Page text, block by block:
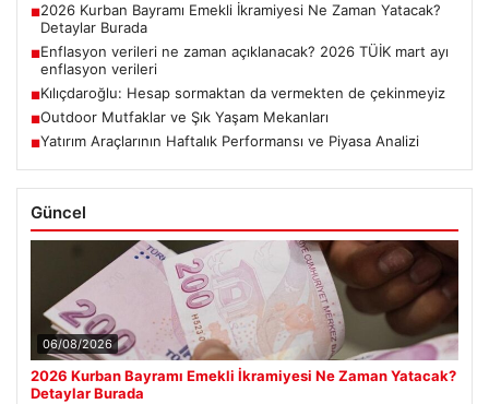
■2026 Kurban Bayramı Emekli İkramiyesi Ne Zaman Yatacak?
Detaylar Burada
■Enflasyon verileri ne zaman açıklanacak? 2026 TÜİK mart ayı
enflasyon verileri
■Kılıçdaroğlu: Hesap sormaktan da vermekten de çekinmeyiz
■Outdoor Mutfaklar ve Şık Yaşam Mekanları
■Yatırım Araçlarının Haftalık Performansı ve Piyasa Analizi
Güncel
06/08/2026
2026 Kurban Bayramı Emekli İkramiyesi Ne Zaman Yatacak?
Detaylar Burada